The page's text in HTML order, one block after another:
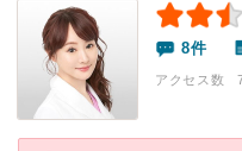
8件
アクセス数